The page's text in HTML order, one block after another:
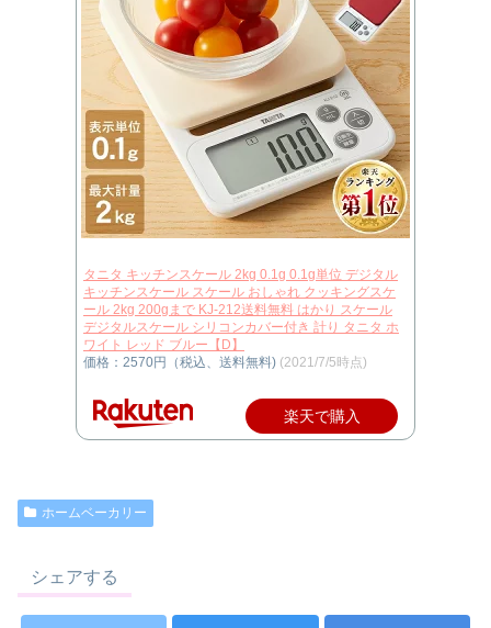
タニタ キッチンスケール 2kg 0.1g 0.1g単位 デジタル
キッチンスケール スケール おしゃれ クッキングスケ
ール 2kg 200gまで KJ-212送料無料 はかり スケール
デジタルスケール シリコンカバー付き 計り タニタ ホ
ワイト レッド ブルー【D】
価格：2570円（税込、送料無料) (2021/7/5時点)
楽天で購入
ホームベーカリー
シェアする